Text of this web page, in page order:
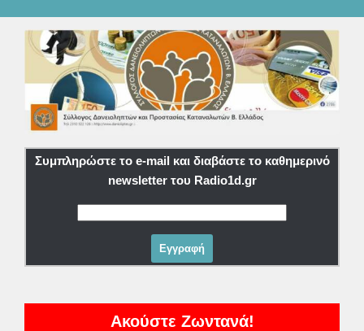
Συμπληρώστε το e-mail και διαβάστε το καθημερινό
newsletter του Radio1d.gr
Ακούστε Ζωντανά!